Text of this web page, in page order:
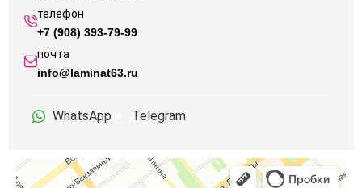
телефон
+7 (908) 393-79-99
почта
info@laminat63.ru
WhatsApp Telegram